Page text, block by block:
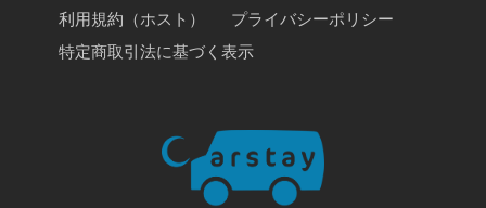
利用規約（ホスト）
プライバシーポリシー
特定商取引法に基づく表示